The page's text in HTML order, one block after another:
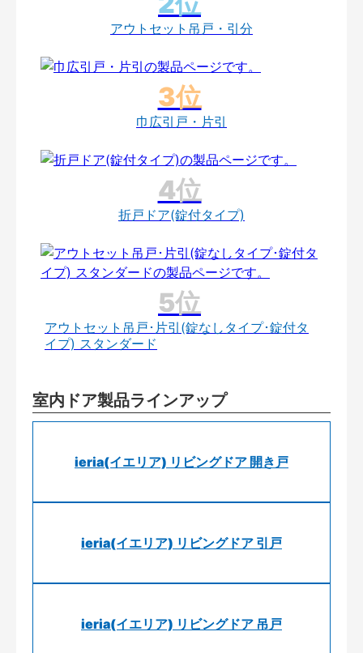
アウトセット吊戸・引分
巾広引戸・片引
折戸ドア(錠付タイプ)
アウトセット吊戸･片引(錠なしタイプ･錠付タ
イプ) スタンダード
室内ドア製品ラインアップ
ieria(イエリア) リビングドア 開き戸
ieria(イエリア) リビングドア 引戸
ieria(イエリア) リビングドア 吊戸